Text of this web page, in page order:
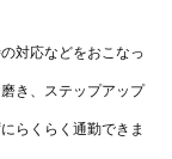
対応などをおこなっ
き、ステップアップ
らくらく通勤できま